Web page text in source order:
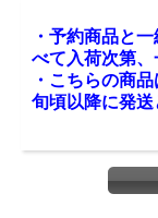
・予約商品と
べて入荷次第、
・こちらの商
旬頃以降に発送